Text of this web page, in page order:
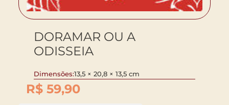
DORAMAR OU A
ODISSEIA
Dimensões:13,5 × 20,8 × 13,5 cm
R$ 59,90